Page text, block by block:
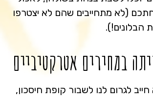
(לא מתחייבים שהם לא יצטרפו
הבלונים!).
במחירים אטרקטיביים
לגרום לנו לשבור קופת חיסכון,